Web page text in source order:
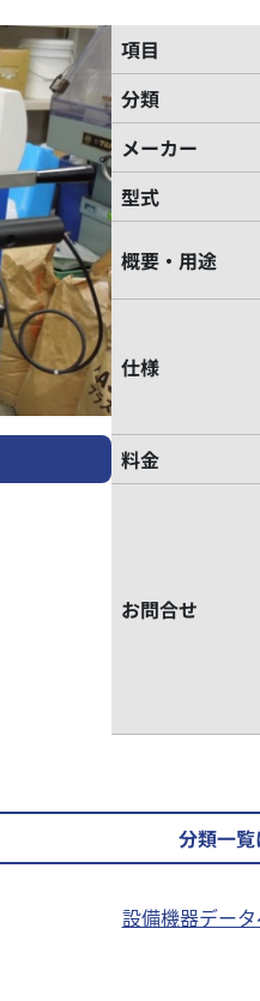
項目
分類
メーカー
型式
概要・用途
仕様
料金
お問合せ
分類一覧
設備機器デー